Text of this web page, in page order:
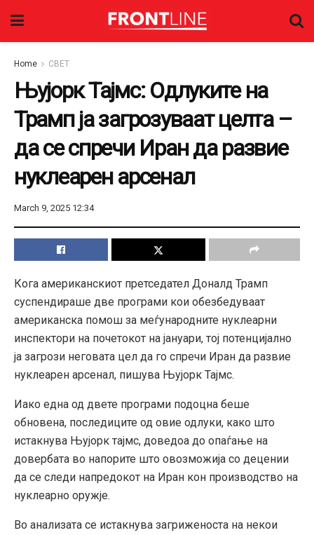
Home СВЕТ
Њујорк Тајмс: Одлуките на
Трамп ја загрозуваат целта –
да се спречи Иран да развие
нуклеарен арсенал
March 9, 2025 12:34
Кога американскиот претседател Доналд Трамп
суспендираше две програми кои обезбедуваат
американска помош за меѓународните нуклеарни
инспектори на почетокот на јануари, тој потенцијално
ја загрози неговата цел да го спречи Иран да развие
нуклеарен арсенал, пишува Њујорк Тајмс.
Иако една од двете програми подоцна беше
обновена, последиците од овие одлуки, како што
истакнува Њујорк тајмс, доведоа до опаѓање на
довербата во напорите што овозможија со децении
да се следи напредокот на Иран кон производство на
нуклеарно оружје.
Во анализата се истакнува загриженоста на некои